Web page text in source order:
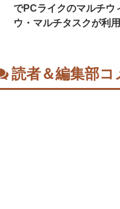
でPCライクのマルチウ
ウ・マルチタスクが利
読者＆編集部コ